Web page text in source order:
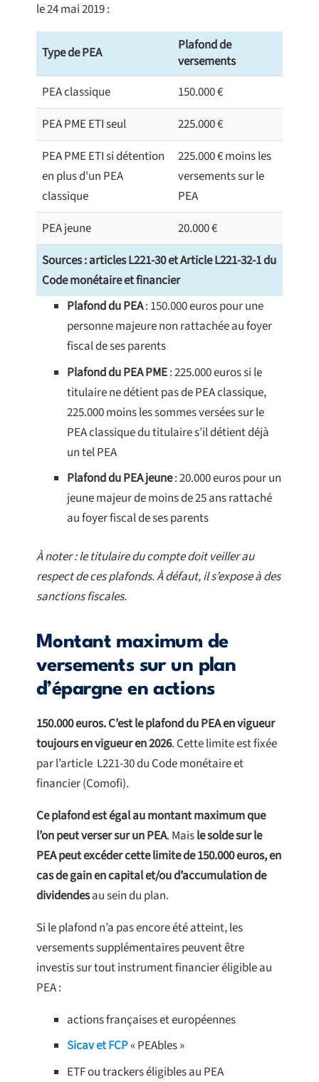
le 24 mai 2019 :
Type de PEA
Plafond de
versements
Sources : articles L221-30 et Article L221-32-1 du
Code monétaire et financier
PEA classique
150.000 €
PEA PME ETI seul
225.000 €
PEA PME ETI si détention
en plus d'un PEA
classique
225.000 € moins les
versements sur le
PEA
PEA jeune
20.000 €
Plafond du PEA: 150.000 euros pour une
personne majeure non rattachée au foyer
fiscal de ses parents
Plafond du PEA PME: 225.000 euros si le
titulaire ne détient pas de PEA classique,
225.000 moins les sommes versées sur le
PEA classique du titulaire s’il détient déjà
un tel PEA
Plafond du PEA jeune: 20.000 euros pour un
jeune majeur de moins de 25 ans rattaché
au foyer fiscal de ses parents
À noter : le titulaire du compte doit veiller au
respect de ces plafonds. À défaut, il s’expose à des
sanctions fiscales.
Montant maximum de
versements sur un plan
d’épargne en actions
150.000 euros. C’est le plafond du PEA en vigueur
toujours en vigueur en 2026. Cette limite est fixée
par l’article L221-30 du Code monétaire et
financier (Comofi).
Ce plafond est égal au montant maximum que
l’on peut verser sur un PEA. Maisle solde sur le
PEA peut excéder cette limite de 150.000 euros, en
cas de gain en capital et/ou d’accumulation de
dividendesau sein du plan.
Si le plafond n’a pas encore été atteint, les
versements supplémentaires peuvent être
investis sur tout instrument financier éligible au
PEA :
actions françaises et européennes
Sicav et FCP« PEAbles »
ETF ou trackers éligibles au PEA